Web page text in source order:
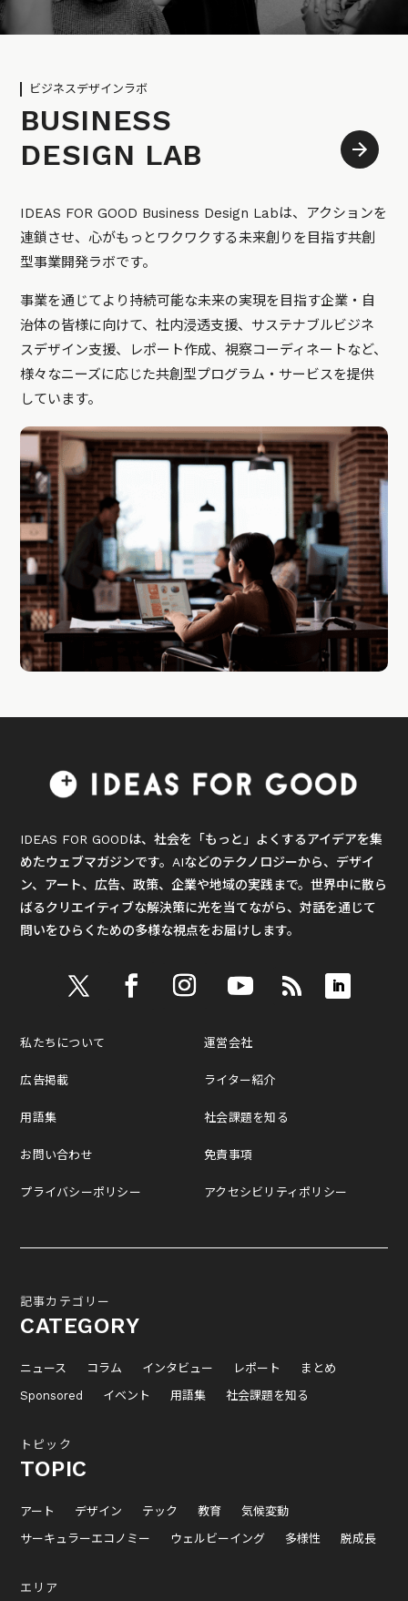
ビジネスデザインラボ
BUSINESS
DESIGN LAB
IDEAS FOR GOOD Business Design Labは、アクションを
連鎖させ、心がもっとワクワクする未来創りを目指す共創
型事業開発ラボです。
事業を通じてより持続可能な未来の実現を目指す企業・自
治体の皆様に向けて、社内浸透支援、サステナブルビジネ
スデザイン支援、レポート作成、視察コーディネートなど、
様々なニーズに応じた共創型プログラム・サービスを提供
しています。
IDEAS FOR GOODは、社会を「もっと」よくするアイデアを集
めたウェブマガジンです。AIなどのテクノロジーから、デザイ
ン、アート、広告、政策、企業や地域の実践まで。世界中に散ら
ばるクリエイティブな解決策に光を当てながら、対話を通じて
問いをひらくための多様な視点をお届けします。
私たちについて
広告掲載
用語集
お問い合わせ
プライバシーポリシー
運営会社
ライター紹介
社会課題を知る
免責事項
アクセシビリティポリシー
記事カテゴリー
CATEGORY
ニュース コラム インタビュー レポート
まとめ
Sponsored
イベント 用語集 社会課題を知る
トピック
TOPIC
アート デザイン テック 教育
気候変動
サーキュラーエコノミー
ウェルビーイング 多様性 脱成長
エリア